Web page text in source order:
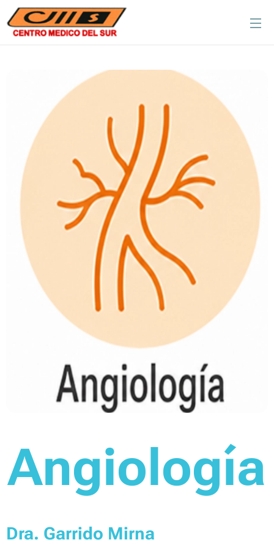
Angiología
Dra. Garrido Mirna